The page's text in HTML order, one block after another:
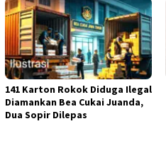
141 Karton Rokok Diduga Ilegal
Diamankan Bea Cukai Juanda,
Dua Sopir Dilepas